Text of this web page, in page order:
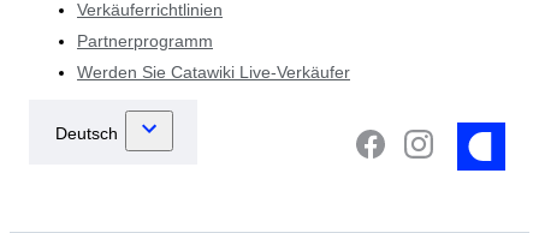
Verkäuferrichtlinien
Partnerprogramm
Werden Sie Catawiki Live-Verkäufer